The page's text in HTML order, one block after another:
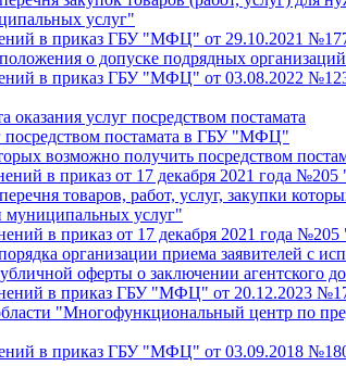
услуг"
в приказ ГБУ "МФЦ" от 29.10.2021
о допуске подрядных
в приказ ГБУ "МФЦ" от 03.08.2022
услуг посредством постамата
посредством постамата в ГБУ "МФЦ"
возможно получить посредством
в приказ от 17 декабря 2021 года
товаров, работ, услуг, закупки
муниципальных услуг"
в приказ от 17 декабря 2021 года
организации приема заявителей с
оферты о заключении агентского
в приказ ГБУ "МФЦ" от 20.12.2023
"Многофункциональный центр по
в приказ ГБУ "МФЦ" от 03.09.2018